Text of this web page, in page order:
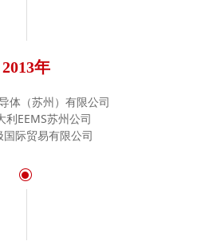
ꀉ
2013年
体（苏州）有限公司
利EEMS苏州公司
国际贸易有限公司